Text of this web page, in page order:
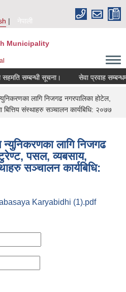
नेपाली
Municipality
सम्बन्धी सूचना। सेवा प्रवाह सम्बन्धमा।
लागि निजगढ नगरपालिका होटेल,
संस्थाहरु सञ्चालन कार्यबिधि: २०७७
न्युनिकरणका लागि निजगढ
पसल, व्यबसाय,
सञ्चालन कार्यबिधि:
Karyabidhi (1).pdf